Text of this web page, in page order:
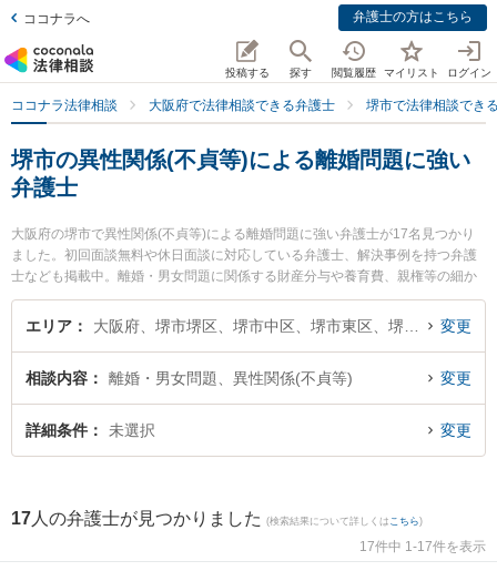
ココナラへ 弁護士の方はこちら
投稿する 探す 閲覧履歴 マイリスト ログイン
ココナラ法律相談 大阪府で法律相談できる弁護士 堺市で法律相談でき
堺市の異性関係(不貞等)による離婚問題に強い
弁護士
大阪府の堺市で異性関係(不貞等)による離婚問題に強い弁護士が17名見つかり
ました。初回面談無料や休日面談に対応している弁護士、解決事例を持つ弁護
士なども掲載中。離婚・男女問題に関係する財産分与や養育費、親権等の細か
な分野での絞り込み検索もでき便利です。特に福智法律事務所の坂田 泰紘弁護
士や堺駅前法律事務所の橋 正幸弁護士、田渕総合法律事務所の田渕 大介弁護士
士に相談したい』『異性関係(不貞等)による離婚問題のトラブル解決の実績豊富
な近くの弁護士を検索したい』『初回相談無料で異性関係(不貞等)による離婚問
題を法律相談できる堺市内の弁護士に相談予約したい』などでお困りの相談者
エリア 変更
相談内容 離婚・男女問題、異性関係(不貞等) 変更
詳細条件 未選択 変更
17 人の弁護士が見つかりました (検索結果について詳しくは こちら)
17件中 1-17件を表示